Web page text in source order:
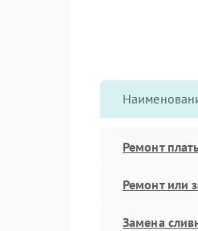
Ремонт
Ремонт или
Замена